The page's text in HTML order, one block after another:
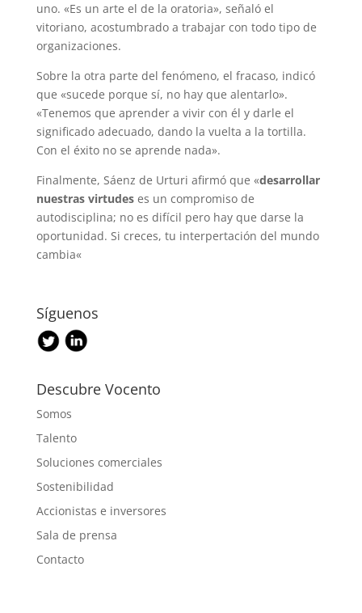
uno. «Es un arte el de la oratoria», señaló el
vitoriano, acostumbrado a trabajar con todo tipo de
organizaciones.
Sobre la otra parte del fenómeno, el fracaso, indicó
que «sucede porque sí, no hay que alentarlo».
«Tenemos que aprender a vivir con él y darle el
significado adecuado, dando la vuelta a la tortilla.
Con el éxito no se aprende nada».
Finalmente, Sáenz de Urturi afirmó que «desarrollar
nuestras virtudeses un compromiso de
autodisciplina; no es difícil pero hay que darse la
oportunidad. Si creces, tu interpertación del mundo
cambia«
Síguenos
Descubre Vocento
Somos
Talento
Soluciones comerciales
Sostenibilidad
Accionistas e inversores
Sala de prensa
Contacto